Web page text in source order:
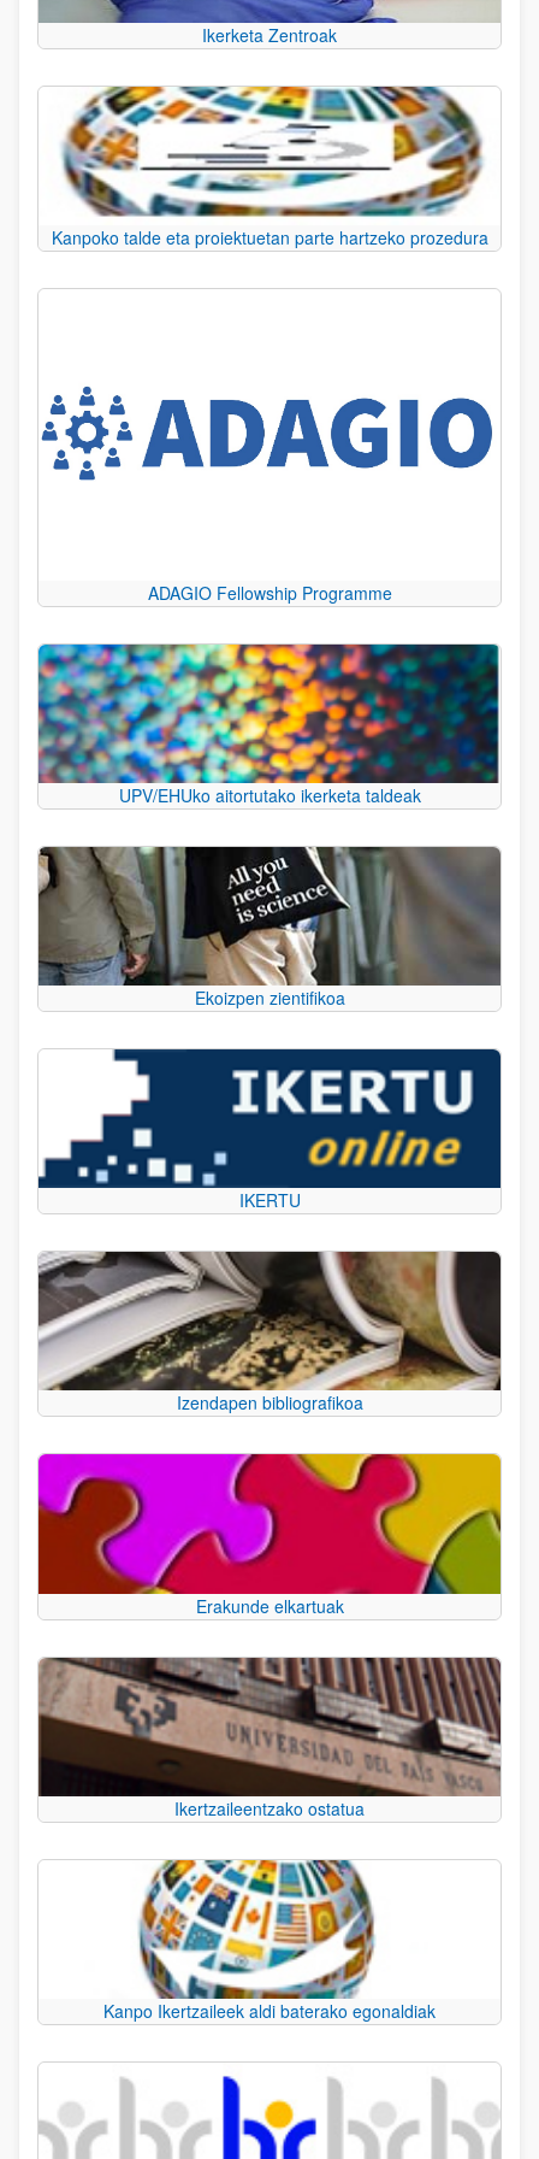
Ikerketa Zentroak
Kanpoko talde eta proiektuetan parte hartzeko prozedura
ADAGIO Fellowship Programme
UPV/EHUko aitortutako ikerketa taldeak
Ekoizpen zientifikoa
IKERTU
Izendapen bibliografikoa
Erakunde elkartuak
Ikertzaileentzako ostatua
Kanpo Ikertzaileek aldi baterako egonaldiak